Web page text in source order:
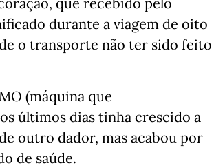
durante a viagem de oito
o transporte não ter sido feito
(máquina que
últimos dias tinha crescido a
outro dador, mas acabou por
de saúde.